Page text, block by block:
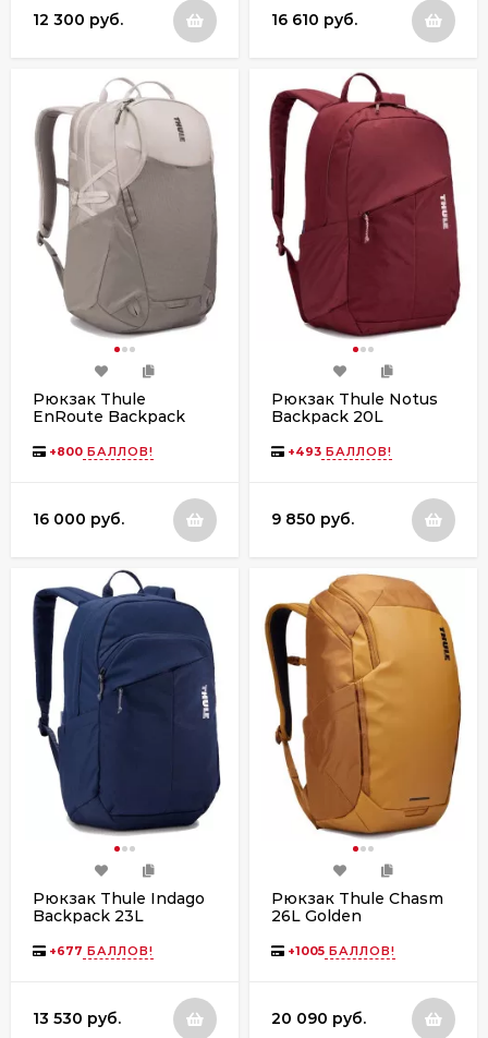
12 300 руб. 16 610 руб.
Рюкзак Thule
EnRoute Backpack
Pelican/Vetiver
+800 БАЛЛОВ!
16 000 руб.
Рюкзак Thule Notus
Backpack 20L
Maroon
+493 БАЛЛОВ!
9 850 руб.
Рюкзак Thule Indago
Backpack 23L
+677 БАЛЛОВ!
13 530 руб.
Рюкзак Thule Chasm
26L Golden
+1005 БАЛЛОВ!
20 090 руб.